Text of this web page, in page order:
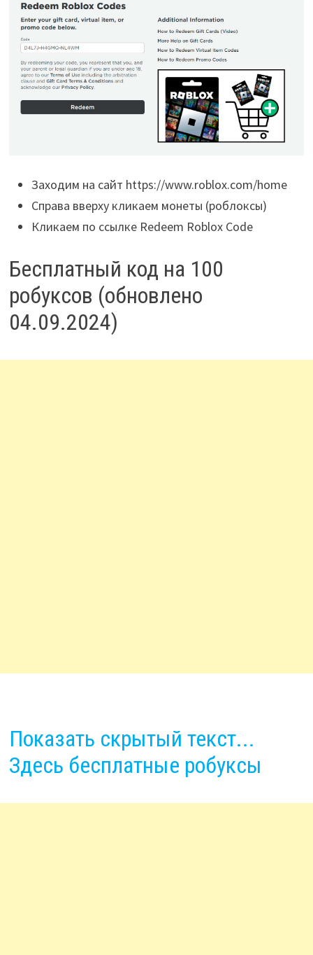
Заходим на сайт https://www.roblox.com/home
Справа вверху кликаем монеты (роблоксы)
Кликаем по ссылке Redeem Roblox Code
Бесплатный код на 100
робуксов (обновлено
04.09.2024)
Показать скрытый текст...
Здесь бесплатные робуксы